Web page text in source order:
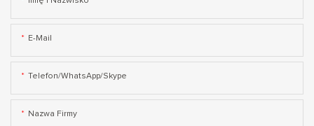
E-Mail
Telefon/WhatsApp/Skype
Nazwa Firmy